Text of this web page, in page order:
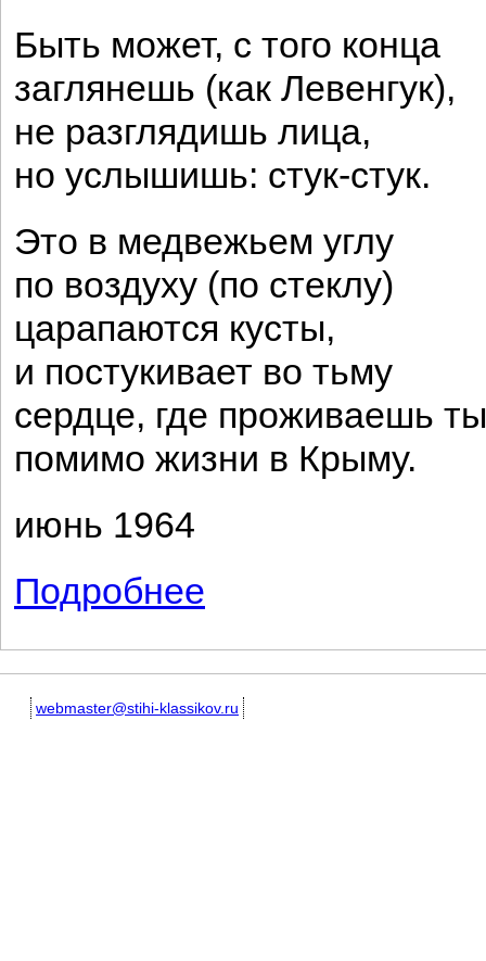
Быть может, с того конца
заглянешь (как Левенгук),
не разглядишь лица,
но услышишь: стук-стук.
Это в медвежьем углу
по воздуху (по стеклу)
царапаются кусты,
и постукивает во тьму
сердце, где проживаешь
помимо жизни в Крыму.
июнь 1964
Подробнее
webmaster@stihi-klassikov.ru